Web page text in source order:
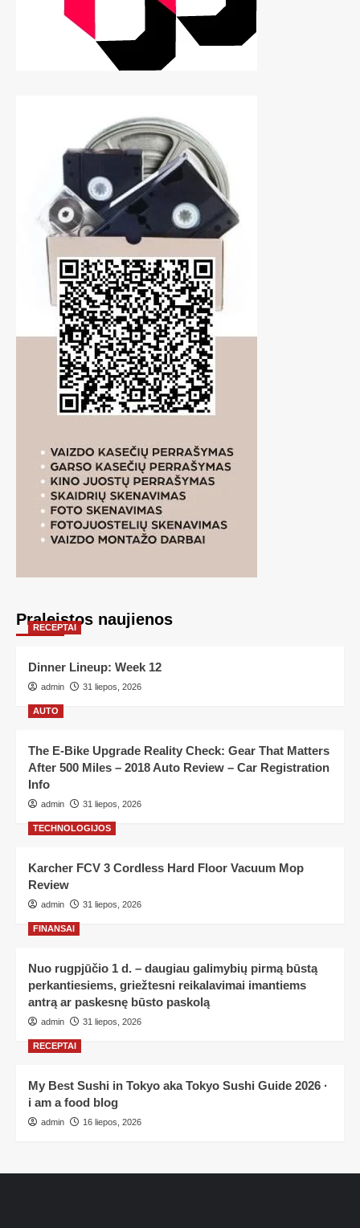
Praleistos naujienos
RECEPTAI
Dinner Lineup: Week 12
admin 31 liepos, 2026
AUTO
The E-Bike Upgrade Reality Check: Gear That Matters
After 500 Miles – 2018 Auto Review – Car Registration
Info
admin 31 liepos, 2026
TECHNOLOGIJOS
Karcher FCV 3 Cordless Hard Floor Vacuum Mop
Review
admin 31 liepos, 2026
FINANSAI
Nuo rugpjūčio 1 d. – daugiau galimybių pirmą būstą
perkantiesiems, griežtesni reikalavimai imantiems
antrą ar paskesnę būsto paskolą
admin 31 liepos, 2026
RECEPTAI
My Best Sushi in Tokyo aka Tokyo Sushi Guide 2026 ·
i am a food blog
admin 16 liepos, 2026